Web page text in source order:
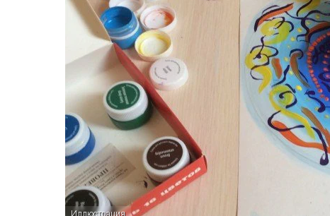
Иллюстрация